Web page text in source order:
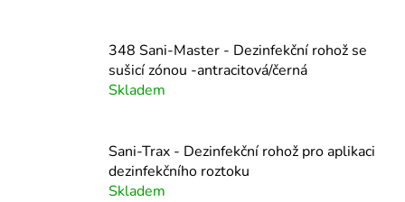
348 Sani-Master - Dezinfekční rohož se
sušicí zónou -antracitová/černá
Skladem
Sani-Trax - Dezinfekční rohož pro aplikaci
dezinfekčního roztoku
Skladem